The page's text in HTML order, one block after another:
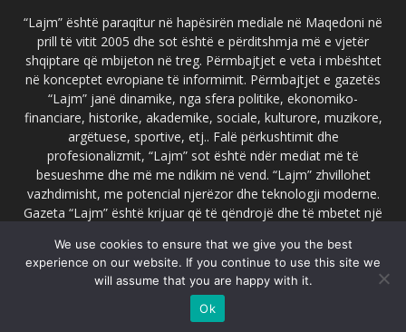
“Lajm” është paraqitur në hapësirën mediale në Maqedoni në
prill të vitit 2005 dhe sot është e përditshmja më e vjetër
shqiptare që mbijeton në treg. Përmbajtjet e veta i mbështet
në konceptet evropiane të informimit. Përmbajtjet e gazetës
“Lajm” janë dinamike, nga sfera politike, ekonomiko-
financiare, historike, akademike, sociale, kulturore, muzikore,
argëtuese, sportive, etj.. Falë përkushtimit dhe
profesionalizmit, “Lajm” sot është ndër mediat më të
besueshme dhe më me ndikim në vend. “Lajm” zhvillohet
vazhdimisht, me potencial njerëzor dhe teknologji moderne.
Gazeta “Lajm” është krijuar që të qëndrojë dhe të mbetet një
faqja zyrtare e gazetës “Lajm”, www.lajmpress.org është një
ndër portalet më të njohur në Maqedoni.
lajm.sk@gmail.com
We use cookies to ensure that we give you the best
experience on our website. If you continue to use this site we
will assume that you are happy with it.
Ok